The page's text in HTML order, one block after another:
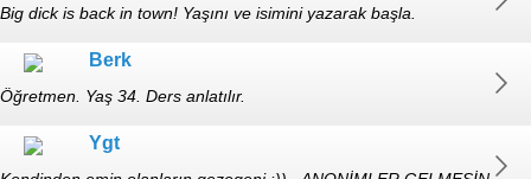
Big dick is back in town! Yaşını ve isimini yazarak başla.
Konuşmayı kapatma... biraz bekle...
Berk
Öğretmen. Yaş 34. Ders anlatılır.
Ygt